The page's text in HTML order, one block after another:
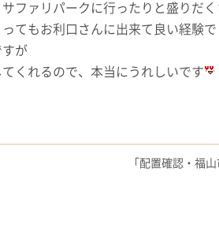
ファリパークに行ったりと盛りだ
てもお利口さんに出来て良い経験で
すが
くれるので、本当にうれしいです
「配置確認・福